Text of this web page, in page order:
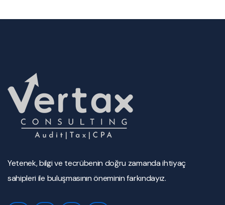
Yetenek, bilgi ve tecrübenin doğru zamanda ihtiyaç
sahipleri ile buluşmasının öneminin farkındayız.